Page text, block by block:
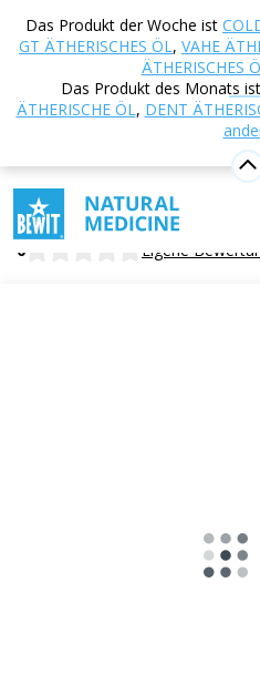
Das Produkt der Woche ist
GT ÄTHERISCHES ÖL, VAHE
ÄTHERISCHES
Das Produkt des Monats ist
ÄTHERISCHE ÖL, DENT
Startseite E-shop
Öle
Sortenreine
Kardamom RAW, CO₂
Grüner Kardamom
100% reines und natürliches
BEWIT Cardamom RAW, CO₂
0 Eigene